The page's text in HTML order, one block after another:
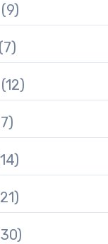
(9)
(7)
(12)